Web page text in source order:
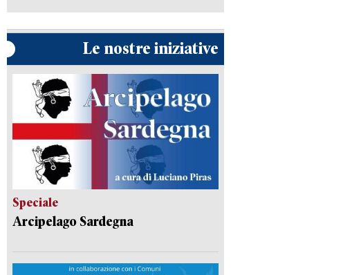
Le nostre iniziative
Speciale
Arcipelago Sardegna